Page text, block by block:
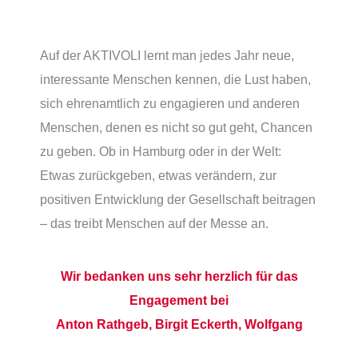
Auf der AKTIVOLI lernt man jedes Jahr neue,
interessante Menschen kennen, die Lust haben,
sich ehrenamtlich zu engagieren und anderen
Menschen, denen es nicht so gut geht, Chancen
zu geben. Ob in Hamburg oder in der Welt:
Etwas zurückgeben, etwas verändern, zur
positiven Entwicklung der Gesellschaft beitragen
– das treibt Menschen auf der Messe an.
Wir bedanken uns sehr herzlich für das
Engagement bei
Anton Rathgeb, Birgit Eckerth, Wolfgang